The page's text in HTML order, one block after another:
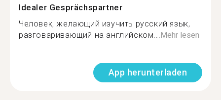
Idealer Gesprächspartner
Человек, желающий изучить русский язык,
разговаривающий на английском...Mehr lesen
App herunterladen